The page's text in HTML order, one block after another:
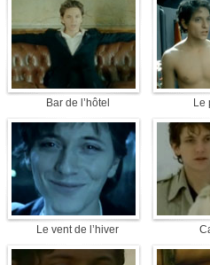
Bar de l’hôtel Le
Le vent de l’hiver